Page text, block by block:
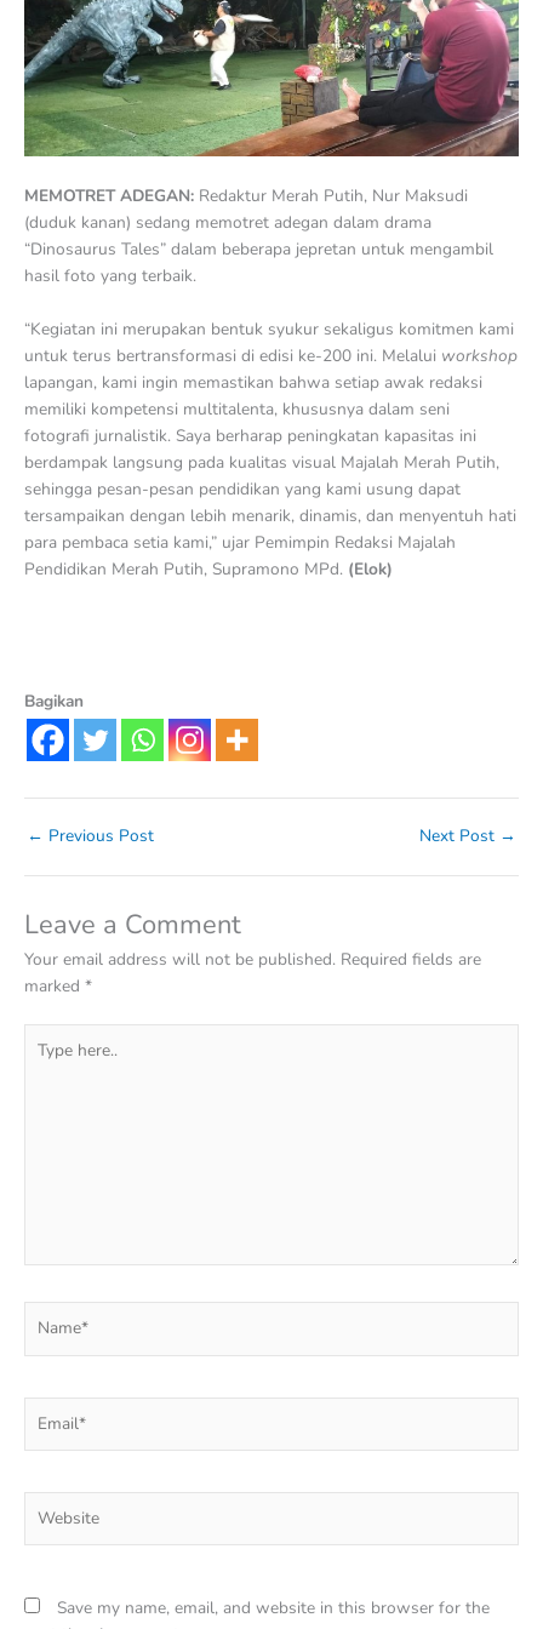
MEMOTRET ADEGAN: Redaktur Merah Putih, Nur Maksudi
(duduk kanan) sedang memotret adegan dalam drama
“Dinosaurus Tales” dalam beberapa jepretan untuk mengambil
hasil foto yang terbaik.
“Kegiatan ini merupakan bentuk syukur sekaligus komitmen kami
untuk terus bertransformasi di edisi ke-200 ini. Melalui workshop
lapangan, kami ingin memastikan bahwa setiap awak redaksi
memiliki kompetensi multitalenta, khususnya dalam seni
fotografi jurnalistik. Saya berharap peningkatan kapasitas ini
berdampak langsung pada kualitas visual Majalah Merah Putih,
sehingga pesan-pesan pendidikan yang kami usung dapat
tersampaikan dengan lebih menarik, dinamis, dan menyentuh hati
para pembaca setia kami,” ujar Pemimpin Redaksi Majalah
Pendidikan Merah Putih, Supramono MPd. (Elok)
Bagikan
← Previous Post Next Post →
Leave a Comment
Your email address will not be published. Required fields are
marked *
here..
Save my name, email, and website in this browser for the